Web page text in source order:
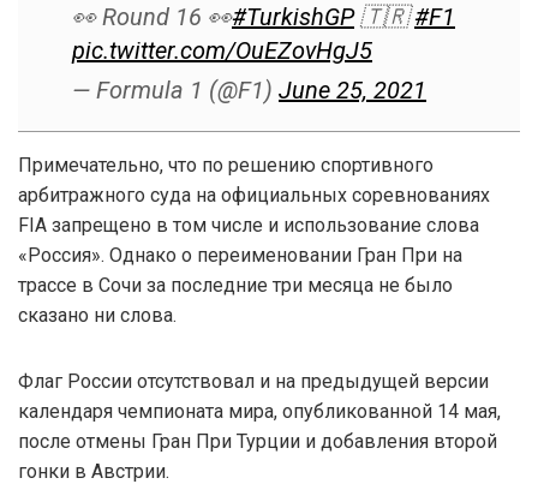
👀 Round 16 👀#TurkishGP🇹🇷#F1
pic.twitter.com/OuEZovHgJ5
— Formula 1 (@F1) June 25, 2021
Примечательно, что по решению спортивного
арбитражного суда на официальных соревнованиях
FIA запрещено в том числе и использование слова
«Россия». Однако о переименовании Гран При на
трассе в Сочи за последние три месяца не было
сказано ни слова.
Флаг России отсутствовал и на предыдущей версии
календаря чемпионата мира, опубликованной 14 мая,
после отмены Гран При Турции и добавления второй
гонки в Австрии.